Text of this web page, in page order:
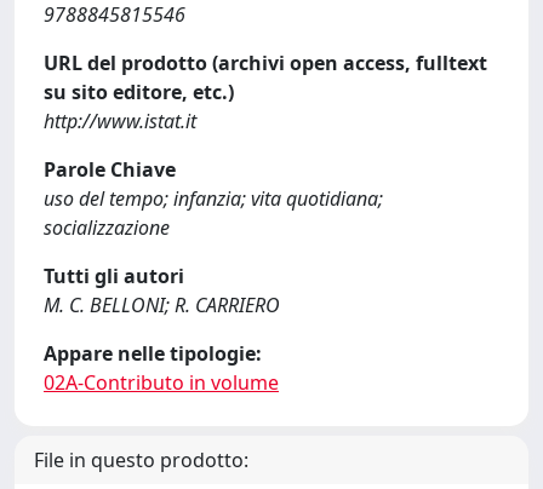
9788845815546
URL del prodotto (archivi open access, fulltext
su sito editore, etc.)
http://www.istat.it
Parole Chiave
uso del tempo; infanzia; vita quotidiana;
socializzazione
Tutti gli autori
M. C. BELLONI; R. CARRIERO
Appare nelle tipologie:
02A-Contributo in volume
File in questo prodotto: